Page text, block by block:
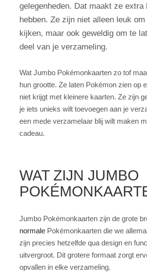
gelegenheden. Dat maakt ze extra
hebben. Ze zijn niet alleen leuk
kijken, maar ook geweldig om te
deel van je verzameling.
Wat Jumbo Pokémonkaarten zo tof
hun grootte. Ze laten Pokémon zien op
niet krijgt met kleinere kaarten. Ze zijn
je iets unieks wilt toevoegen aan je
een mede verzamelaar blij wilt maken
cadeau.
WAT ZIJN JUMBO
Jumbo Pokémonkaarten zijn de grote
normale Pokémonkaarten die we
zijn precies hetzelfde qua design en
uitvergroot. Dit grotere formaat zorgt
opvallen in elke verzameling.